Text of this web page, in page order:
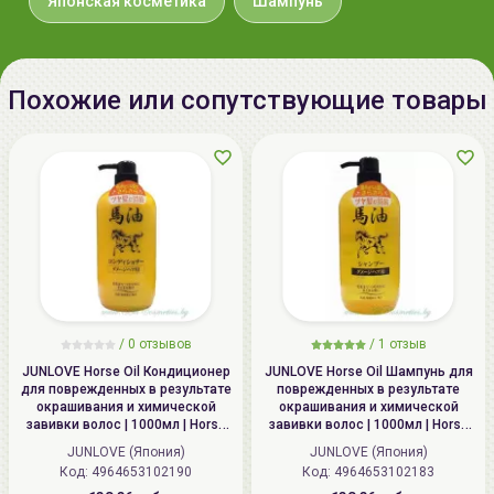
обыкновенного, экстракт корня
экстракт корня лилии
боярышника однопестичного,
экстракт корня лопуха большого,
экстракт цветов клевера
лугового, экстракт корня дягиля
лекарственного, экстракт корня
эхинацеи, экстракт девясила
высокого, экстракт кникуса,
экстракт листьев шалфея
лекарственного, экстракт
цветов розы столистной,
экстракт цветов/листьев
тимьяна, экстракт цветов розы
дамасской, экстракт центеллы
Похожие или сопутствующие товары
/ 0 отзывов
JUNLOVE Horse Oil Кондиционер
для поврежденных в результате
окрашивания и химической
завивки волос | 1000мл | Horse
Oil Conditioner
JUNLOVE (Япония)
Код: 4964653102190
/ 1 отзыв
JUNLOVE Horse Oil Шампунь для
поврежденных в результате
окрашивания и химической
завивки волос | 1000мл | Horse
Oil Shampoo
JUNLOVE (Япония)
Код: 4964653102183